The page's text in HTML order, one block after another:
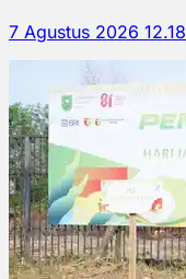
7 Agustus 2026 12.18